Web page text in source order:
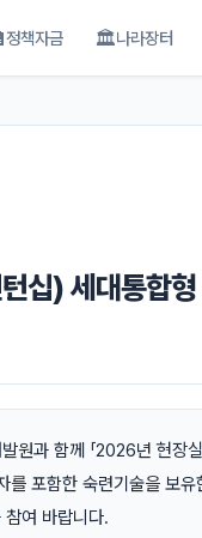
정책자금 🏛나라장터
십) 세대통합형
원과 함께 「2026년 현장
를 포함한 숙련기술을 보
여 바랍니다.